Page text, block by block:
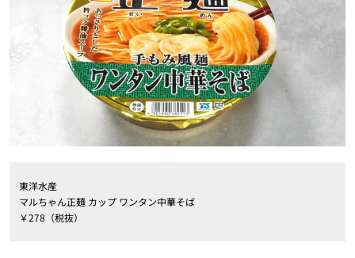
東洋水産
マルちゃん正麺 カップ ワンタン中華そば
￥278（税抜）